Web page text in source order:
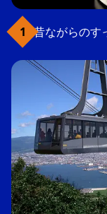
昔ながらのす